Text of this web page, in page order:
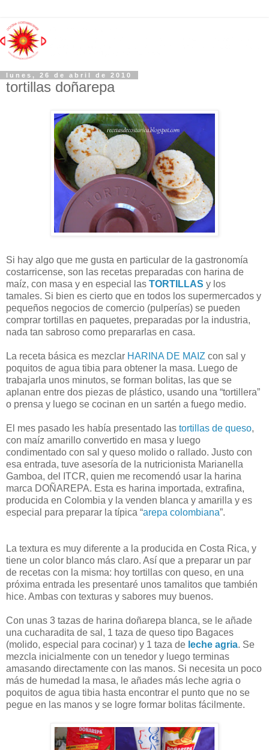
lunes, 26 de abril de 2010
tortillas doñarepa
Si hay algo que me gusta en particular de la gastronomía
costarricense, son las recetas preparadas con harina de
maíz, con masa y en especial las TORTILLAS y los
tamales. Si bien es cierto que en todos los supermercados y
pequeños negocios de comercio (pulperías) se pueden
comprar tortillas en paquetes, preparadas por la industria,
nada tan sabroso como prepararlas en casa.
La receta básica es mezclar HARINA DE MAIZ con sal y
poquitos de agua tibia para obtener la masa. Luego de
trabajarla unos minutos, se forman bolitas, las que se
aplanan entre dos piezas de plástico, usando una “tortillera”
o prensa y luego se cocinan en un sartén a fuego medio.
El mes pasado les había presentado las tortillas de queso,
con maíz amarillo convertido en masa y luego
condimentado con sal y queso molido o rallado. Justo con
esa entrada, tuve asesoría de la nutricionista Marianella
Gamboa, del ITCR, quien me recomendó usar la harina
marca DOÑAREPA. Esta es harina importada, extrafina,
producida en Colombia y la venden blanca y amarilla y es
especial para preparar la típica “arepa colombiana”.
La textura es muy diferente a la producida en Costa Rica, y
tiene un color blanco más claro. Así que a preparar un par
de recetas con la misma: hoy tortillas con queso, en una
próxima entrada les presentaré unos tamalitos que también
hice. Ambas con texturas y sabores muy buenos.
Con unas 3 tazas de harina doñarepa blanca, se le añade
una cucharadita de sal, 1 taza de queso tipo Bagaces
(molido, especial para cocinar) y 1 taza de leche agria. Se
mezcla inicialmente con un tenedor y luego terminas
amasando directamente con las manos. Si necesita un poco
más de humedad la masa, le añades más leche agria o
poquitos de agua tibia hasta encontrar el punto que no se
pegue en las manos y se logre formar bolitas fácilmente.